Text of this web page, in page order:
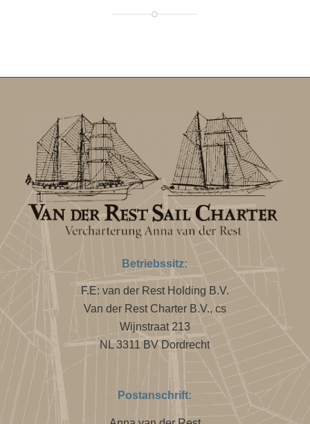
Betriebssitz:
F.E: van der Rest Holding B.V.
Van der Rest Charter B.V., cs
Wijnstraat 213
NL 3311 BV Dordrecht
Postanschrift: